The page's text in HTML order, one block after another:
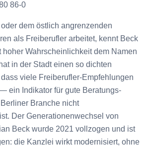
86-0
dem östlich angrenzenden
als Freiberufler arbeitet, kennt Beck
hoher Wahrscheinlichkeit dem Namen
in der Stadt einen so dichten
viele Freiberufler-Empfehlungen
ein Indikator für gute Beratungs-
Branche nicht
Der Generationenwechsel von
Beck wurde 2021 vollzogen und ist
die Kanzlei wirkt modernisiert, ohne